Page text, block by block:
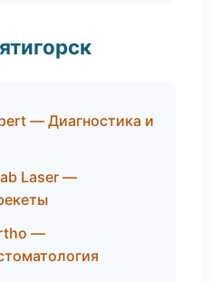
— Диагностика и
Laser —
—